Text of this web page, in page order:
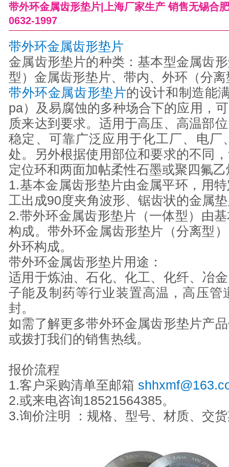
带外环金属齿形垫片|上海厂家生产 销售无锡合
0632-1997
带外环金属齿形垫片
金属齿形垫片的种类：基本型金属齿
型）金属齿形垫片、带内、外环（分
带外环金属齿形垫片的设计和制造能
pa）及易腐蚀的多种场合下的应用，
质来达到要求。适用于高压、高温部
稳定、可靠广泛应用于化工厂、电厂
处。另外根据使用部位和要求的不同
定位环和两面加帖柔性石墨或聚四氟
1.基本金属齿形垫片由金属平环，用
工出成90度夹角波形、锯齿状的金属
2.带外环金属齿形垫片（一体型）由
构成。带外环金属齿形垫片（分离型
外环构成。
带外环金属齿形垫片用途：
适用于炼油、石化、化工、化纤、冶
子能及制药等行业装置高温，高压管
封。
如需了解更多带外环金属齿形垫片产
或拨打我们的销售热线。
报价流程
1.客户采购清单至邮箱
2.或来电咨询18521564385。
3.询价注明 ：规格、型号、材质、交